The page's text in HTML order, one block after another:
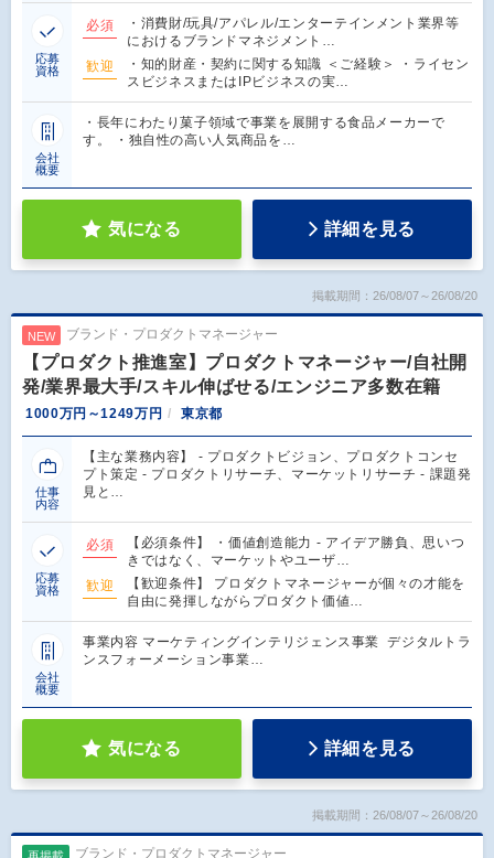
応募
資格
必須
・消費財/玩具/アパレル/エンターテインメント業界等
におけるブランドマネジメント…
歓迎
・知的財産・契約に関する知識 ＜ご経験＞ ・ライセン
スビジネスまたはIPビジネスの実…
会社
概要
・長年にわたり菓子領域で事業を展開する食品メーカーで
す。 ・独自性の高い人気商品を…
気になる 詳細を見る
掲載期間：26/08/07～26/08/20
NEW ブランド・プロダクトマネージャー
【プロダクト推進室】プロダクトマネージャー/自社開
発/業界最大手/スキル伸ばせる/エンジニア多数在籍
1000万円～1249万円 東京都
仕事
内容
【主な業務内容】 - プロダクトビジョン、プロダクトコンセ
プト策定 - プロダクトリサーチ、マーケットリサーチ - 課題発
見と…
応募
資格
必須
【必須条件】 ・価値創造能力 - アイデア勝負、思いつ
きではなく、マーケットやユーザ…
歓迎
【歓迎条件】 プロダクトマネージャーが個々の才能を
自由に発揮しながらプロダクト価値…
会社
概要
事業内容 マーケティングインテリジェンス事業 デジタルトラ
ンスフォーメーション事業…
気になる 詳細を見る
掲載期間：26/08/07～26/08/20
再掲載 ブランド・プロダクトマネージャー